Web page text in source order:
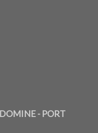
- PORT